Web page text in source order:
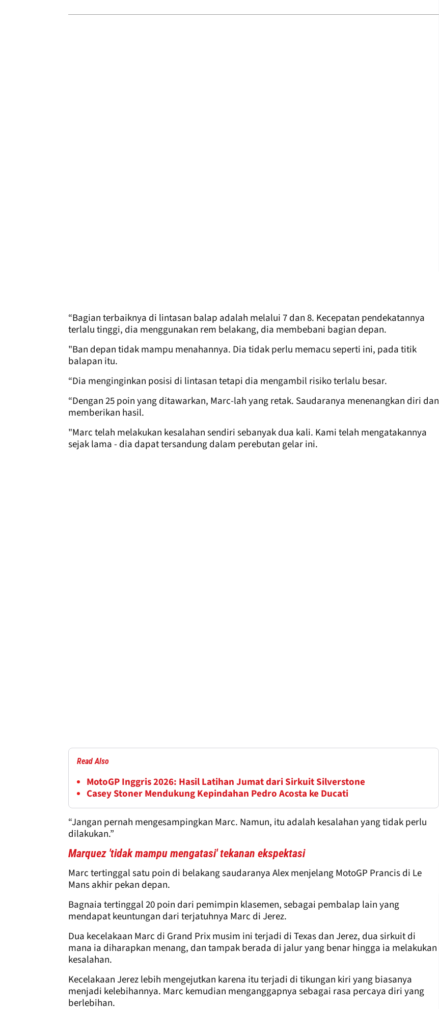
“Bagian terbaiknya di lintasan balap adalah melalui 7 dan 8. Kecepatan pendekatannya
terlalu tinggi, dia menggunakan rem belakang, dia membebani bagian depan.
"Ban depan tidak mampu menahannya. Dia tidak perlu memacu seperti ini, pada titik
balapan itu.
“Dia menginginkan posisi di lintasan tetapi dia mengambil risiko terlalu besar.
“Dengan 25 poin yang ditawarkan, Marc-lah yang retak. Saudaranya menenangkan diri dan
memberikan hasil.
"Marc telah melakukan kesalahan sendiri sebanyak dua kali. Kami telah mengatakannya
sejak lama - dia dapat tersandung dalam perebutan gelar ini.
Read Also
MotoGP Inggris 2026: Hasil Latihan Jumat dari Sirkuit Silverstone
Casey Stoner Mendukung Kepindahan Pedro Acosta ke Ducati
“Jangan pernah mengesampingkan Marc. Namun, itu adalah kesalahan yang tidak perlu
dilakukan.”
Marquez 'tidak mampu mengatasi' tekanan ekspektasi
Marc tertinggal satu poin di belakang saudaranya Alex menjelang MotoGP Prancis di Le
Mans akhir pekan depan.
Bagnaia tertinggal 20 poin dari pemimpin klasemen, sebagai pembalap lain yang
mendapat keuntungan dari terjatuhnya Marc di Jerez.
Dua kecelakaan Marc di Grand Prix musim ini terjadi di Texas dan Jerez, dua sirkuit di
mana ia diharapkan menang, dan tampak berada di jalur yang benar hingga ia melakukan
kesalahan.
Kecelakaan Jerez lebih mengejutkan karena itu terjadi di tikungan kiri yang biasanya
menjadi kelebihannya. Marc kemudian menganggapnya sebagai rasa percaya diri yang
berlebihan.